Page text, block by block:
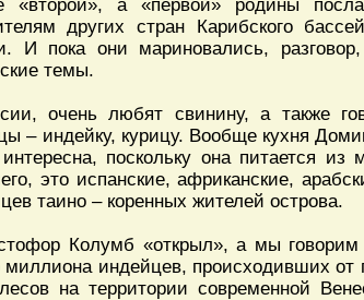
«второй», а «первой» родины
других стран Карибского
И пока они мариновались,
темы.
очень любят свинину, а также
– индейку, курицу. Вообще кухня
поскольку она питается из
это испанские, африканские,
таино – коренных жителей острова.
Колумб «открыл», а мы говорим
миллиона индейцев, происходивших от
на территории современной